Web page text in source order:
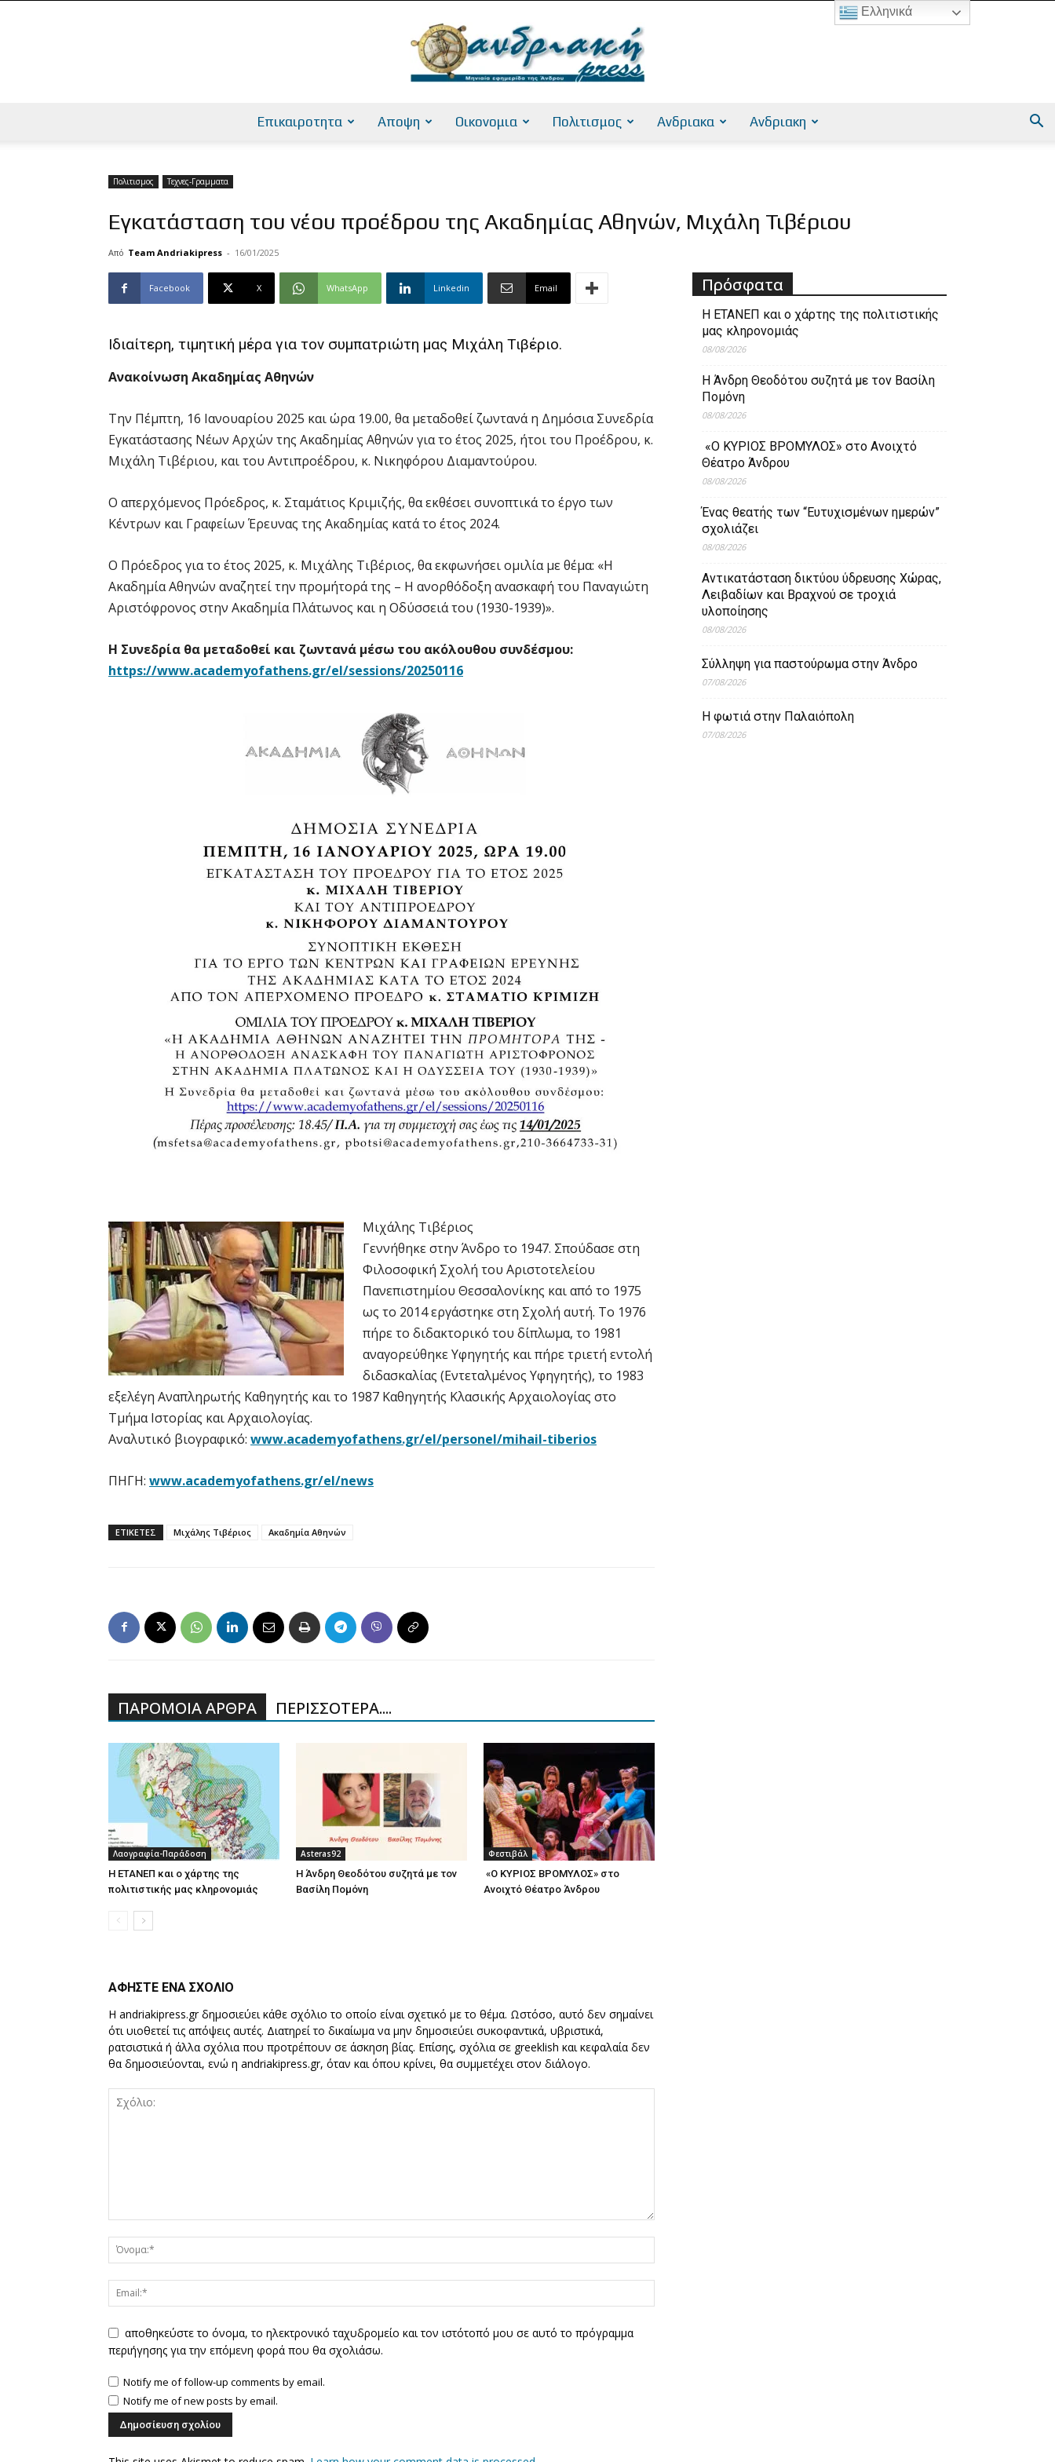
Επικαιροτητα Αποψη Οικονομια Πολιτισμος Ανδριακα Ανδριακη
Πολιτισμος Τεχνες-Γραμματα
Εγκατάσταση του νέου προέδρου της Ακαδημίας Αθηνών, Μιχάλη Τιβέριου
Από Team Andriakipress - 16/01/2025
Facebook X WhatsApp Linkedin Email
Ιδιαίτερη, τιμητική μέρα για τον συμπατριώτη μας Μιχάλη Τιβέριο.
Ανακοίνωση Ακαδημίας Αθηνών
Την Πέμπτη, 16 Ιανουαρίου 2025 και ώρα 19.00, θα μεταδοθεί ζωντανά η Δημόσια Συνεδρία
Εγκατάστασης Νέων Αρχών της Ακαδημίας Αθηνών για το έτος 2025, ήτοι του Προέδρου, κ.
Μιχάλη Τιβέριου, και του Αντιπροέδρου, κ. Νικηφόρου Διαμαντούρου.
Ο απερχόμενος Πρόεδρος, κ. Σταμάτιος Κριμιζής, θα εκθέσει συνοπτικά το έργο των
Κέντρων και Γραφείων Έρευνας της Ακαδημίας κατά το έτος 2024.
Ο Πρόεδρος για το έτος 2025, κ. Μιχάλης Τιβέριος, θα εκφωνήσει ομιλία με θέμα: «Η
Ακαδημία Αθηνών αναζητεί την προμήτορά της – Η ανορθόδοξη ανασκαφή του Παναγιώτη
Αριστόφρονος στην Ακαδημία Πλάτωνος και η Οδύσσειά του (1930-1939)».
Η Συνεδρία θα μεταδοθεί και ζωντανά μέσω του ακόλουθου συνδέσμου:
https://www.academyofathens.gr/el/sessions/20250116
Μιχάλης Τιβέριος
Γεννήθηκε στην Άνδρο το 1947. Σπούδασε στη
Φιλοσοφική Σχολή του Αριστοτελείου
Πανεπιστημίου Θεσσαλονίκης και από το 1975
ως το 2014 εργάστηκε στη Σχολή αυτή. Το 1976
πήρε το διδακτορικό του δίπλωμα, το 1981
αναγορεύθηκε Υφηγητής και πήρε τριετή εντολή
διδασκαλίας (Εντεταλμένος Υφηγητής), το 1983
εξελέγη Αναπληρωτής Καθηγητής και το 1987 Καθηγητής Κλασικής Αρχαιολογίας στο
Τμήμα Ιστορίας και Αρχαιολογίας.
Αναλυτικό βιογραφικό: www.academyofathens.gr/el/personel/mihail-tiberios
ΠΗΓΗ: www.academyofathens.gr/el/news
ΕΤΙΚΕΤΕΣ Μιχάλης Τιβέριος Ακαδημία Αθηνών
ΠΑΡΟΜΟΙΑ ΑΡΘΡΑ ΠΕΡΙΣΣΟΤΕΡΑ....
Λαογραφία-Παράδοση
Η ΕΤΑΝΕΠ και ο χάρτης της
πολιτιστικής μας κληρονομιάς
Asteras92
Η Άνδρη Θεοδότου συζητά με τον
Βασίλη Πομόνη
Φεστιβάλ
«Ο ΚΥΡΙΟΣ ΒΡΟΜΥΛΟΣ» στο
Ανοιχτό Θέατρο Άνδρου
ΑΦΗΣΤΕ ΕΝΑ ΣΧΟΛΙΟ
Η andriakipress.gr δημοσιεύει κάθε σχόλιο το οποίο είναι σχετικό με το θέμα. Ωστόσο, αυτό δεν σημαίνει
ότι υιοθετεί τις απόψεις αυτές. Διατηρεί το δικαίωμα να μην δημοσιεύει συκοφαντικά, υβριστικά,
ρατσιστικά ή άλλα σχόλια που προτρέπουν σε άσκηση βίας. Επίσης, σχόλια σε greeklish και κεφαλαία δεν
θα δημοσιεύονται, ενώ η andriakipress.gr, όταν και όπου κρίνει, θα συμμετέχει στον διάλογο.
αποθηκεύστε το όνομα, το ηλεκτρονικό ταχυδρομείο και τον ιστότοπό μου σε αυτό το πρόγραμμα
περιήγησης για την επόμενη φορά που θα σχολιάσω.
Notify me of follow-up comments by email.
Notify me of new posts by email.
Πρόσφατα
Η ΕΤΑΝΕΠ και ο χάρτης της πολιτιστικής
μας κληρονομιάς
08/08/2026
Η Άνδρη Θεοδότου συζητά με τον Βασίλη
Πομόνη
08/08/2026
«Ο ΚΥΡΙΟΣ ΒΡΟΜΥΛΟΣ» στο Ανοιχτό
Θέατρο Άνδρου
08/08/2026
Ένας θεατής των “Ευτυχισμένων ημερών”
σχολιάζει
08/08/2026
Aντικατάσταση δικτύου ύδρευσης Χώρας,
Λειβαδίων και Βραχνού σε τροχιά
υλοποίησης
08/08/2026
Σύλληψη για παστούρωμα στην Άνδρο
07/08/2026
Η φωτιά στην Παλαιόπολη
07/08/2026
Ελληνικά